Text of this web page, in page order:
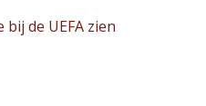
de UEFA zien